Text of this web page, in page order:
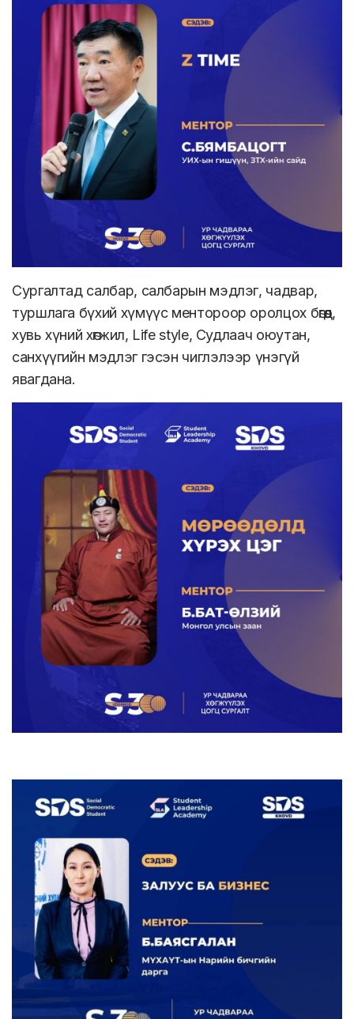
Сургалтад салбар, салбарын мэдлэг, чадвар,
туршлага бүхий хүмүүс ментороор оролцох бөгөөд,
хувь хүний хөгжил, Life style, Судлаач оюутан,
санхүүгийн мэдлэг гэсэн чиглэлээр үнэгүй
явагдана.